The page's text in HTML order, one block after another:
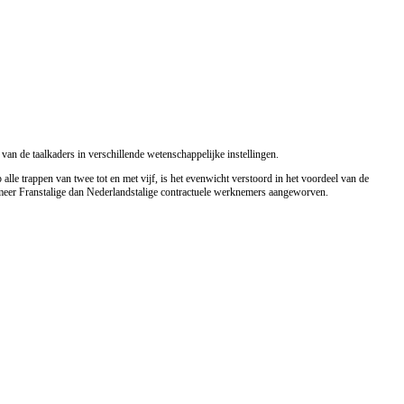
de taalkaders in verschillende wetenschappelijke instellingen.
trappen van twee tot en met vijf, is het evenwicht verstoord in het voordeel van de
Franstalige dan Nederlandstalige contractuele werknemers aangeworven.